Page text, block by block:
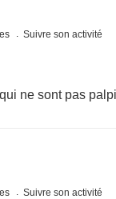
Suivre son activité
ne sont pas
Suivre son activité